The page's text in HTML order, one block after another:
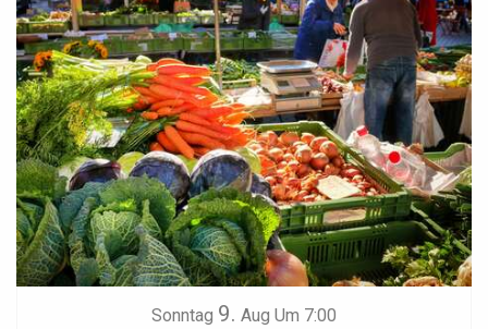
Sonntag 9. Aug Um 7:00